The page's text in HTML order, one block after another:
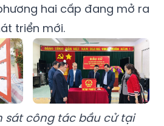
hai cấp đang mở ra
triển mới.
sát công tác bầu cử tại